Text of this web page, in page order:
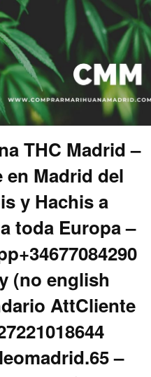
THC Madrid –
Madrid del
y Hachis a
toda Europa –
(no english
AttCliente
–